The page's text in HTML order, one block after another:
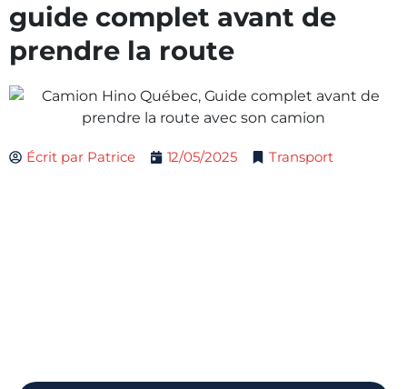
guide complet avant de
prendre la route
Écrit parPatrice 12/05/2025 Transport